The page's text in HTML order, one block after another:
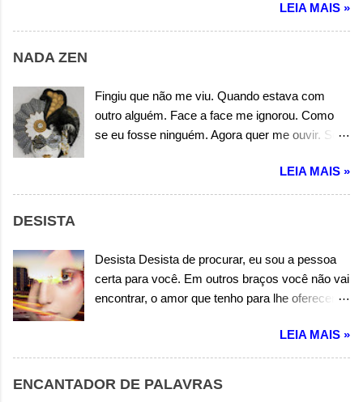
apossando-se da minha mente que já não era
mais hostil. Eu só queria a felicidade. Ando
Procurado novos amores, torturando outro
coração. Autor: Wandermilton Souza Corrêa
LEIA MAIS »
NADA ZEN
Fingiu que não me viu. Quando estava com
outro alguém. Face a face me ignorou. Como
se eu fosse ninguém. Agora quer me ouvir. Só
Você não é mais minha. Você é sempre igual. É
um mistério que não se desfaz. E só me fez
mim. Pense. Em todos os males que você fez
em mim. Pense. Em todos os detalhes, e é por
isso, que não te quero para mim. Espero que
você, um dia encontre um bom alguém. Que te
menos sorrir. Não estarei aqui. E nem ninguém.
LEIA MAIS »
DESISTA
Desista Desista de procurar, eu sou a pessoa
certa para você. Em outros braços você não vai
encontrar, o amor que tenho para lhe oferecer.
amor. Em outras bocas você não vai encontrar,
melhor nem igual sabor. Desista Desista dessa
LEIA MAIS »
ENCANTADOR DE PALAVRAS